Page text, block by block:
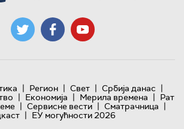
| Регион | Свет | Србија данас |
| Економија | Мерила времена | Рат
| Сервисне вести | Сматрачница |
| ЕУ могућности 2026